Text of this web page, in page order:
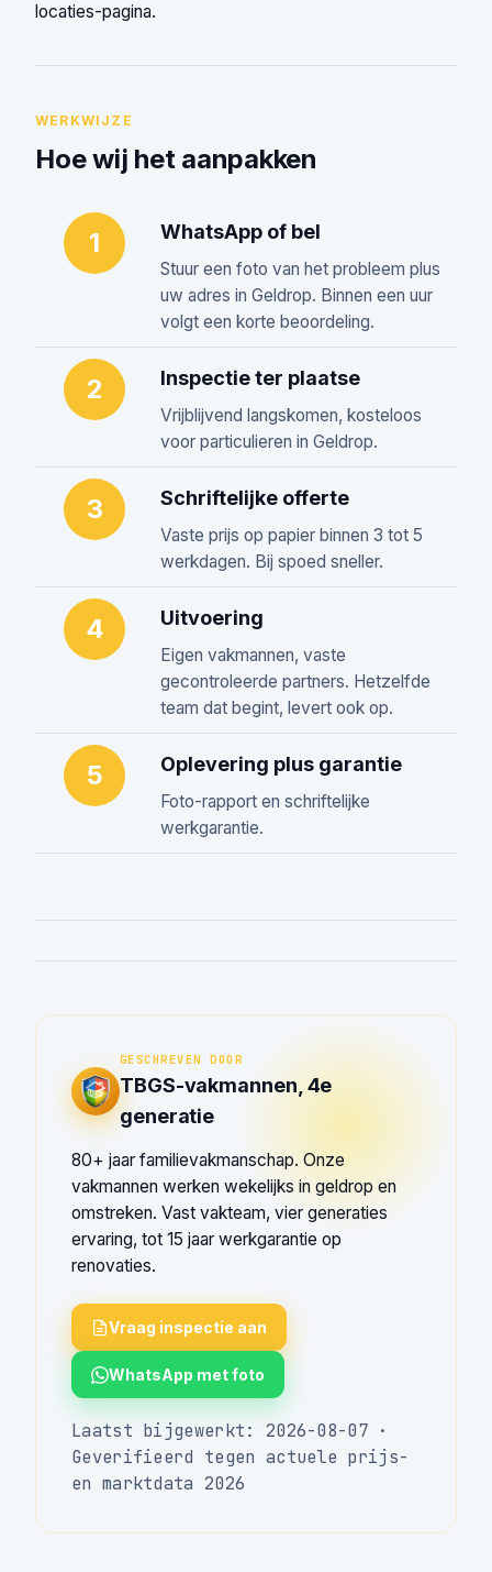
locaties-pagina.
WERKWIJZE
Hoe wij het aanpakken
1 WhatsApp of bel
Stuur een foto van het probleem plus
uw adres in Geldrop. Binnen een uur
volgt een korte beoordeling.
2 Inspectie ter plaatse
Vrijblijvend langskomen, kosteloos
voor particulieren in Geldrop.
3 Schriftelijke offerte
Vaste prijs op papier binnen 3 tot 5
werkdagen. Bij spoed sneller.
4 Uitvoering
Eigen vakmannen, vaste
gecontroleerde partners. Hetzelfde
team dat begint, levert ook op.
5 Oplevering plus garantie
Foto-rapport en schriftelijke
werkgarantie.
GESCHREVEN DOOR
TBGS-vakmannen, 4e
generatie
80+ jaar familievakmanschap. Onze
vakmannen werken wekelijks in geldrop en
omstreken. Vast vakteam, vier generaties
ervaring, tot 15 jaar werkgarantie op
renovaties.
Vraag inspectie aan
WhatsApp met foto
Laatst bijgewerkt: 2026-08-07 ·
Geverifieerd tegen actuele prijs-
en marktdata 2026